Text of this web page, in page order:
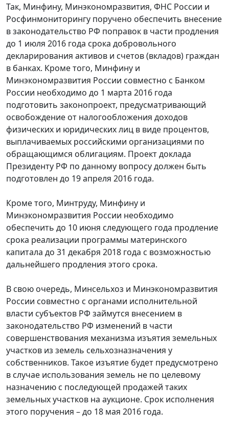
Так, Минфину, Минэкономразвития, ФНС России и
Росфинмониторингу поручено обеспечить внесение
в законодательство РФ поправок в части продления
до 1 июля 2016 года срока добровольного
декларирования активов и счетов (вкладов) граждан
в банках. Кроме того, Минфину и
Минэкономразвития России совместно с Банком
России необходимо до 1 марта 2016 года
подготовить законопроект, предусматривающий
освобождение от налогообложения доходов
физических и юридических лиц в виде процентов,
выплачиваемых российскими организациями по
обращающимся облигациям. Проект доклада
Президенту РФ по данному вопросу должен быть
подготовлен до 19 апреля 2016 года.
Кроме того, Минтруду, Минфину и
Минэкономразвития России необходимо
обеспечить до 10 июня следующего года продление
срока реализации программы материнского
капитала до 31 декабря 2018 года с возможностью
дальнейшего продления этого срока.
В свою очередь, Минсельхоз и Минэкономразвития
России совместно с органами исполнительной
власти субъектов РФ займутся внесением в
законодательство РФ изменений в части
совершенствования механизма изъятия земельных
участков из земель сельхозназначения у
собственников. Такое изъятие будет предусмотрено
в случае использования земель не по целевому
назначению с последующей продажей таких
земельных участков на аукционе. Срок исполнения
этого поручения – до 18 мая 2016 года.